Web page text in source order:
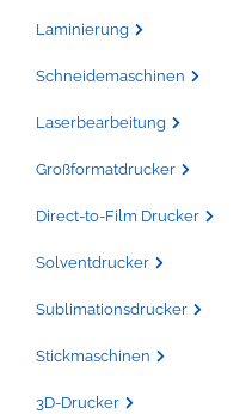
Laminierung
Schneidemaschinen
Laserbearbeitung
Großformatdrucker
Direct-to-Film Drucker
Solventdrucker
Sublimationsdrucker
Stickmaschinen
3D-Drucker